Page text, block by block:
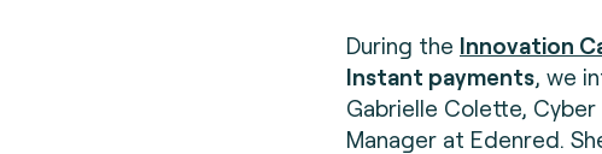
During the Innovation
Instant payments, we
Gabrielle Colette,
Manager at Edenred.